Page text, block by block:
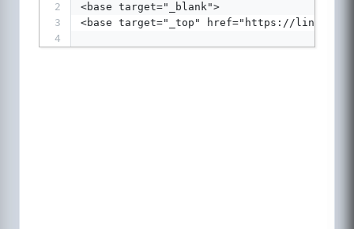
2
<base target="_blank">
3
<base target="_top" href="https://
4